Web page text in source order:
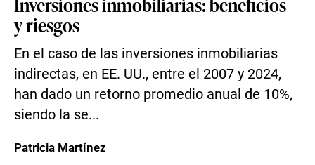
y riesgos
En el caso de las inversiones inmobiliarias
indirectas, en EE. UU., entre el 2007 y 2024,
han dado un retorno promedio anual de 10%,
siendo la se...
Patricia Martínez